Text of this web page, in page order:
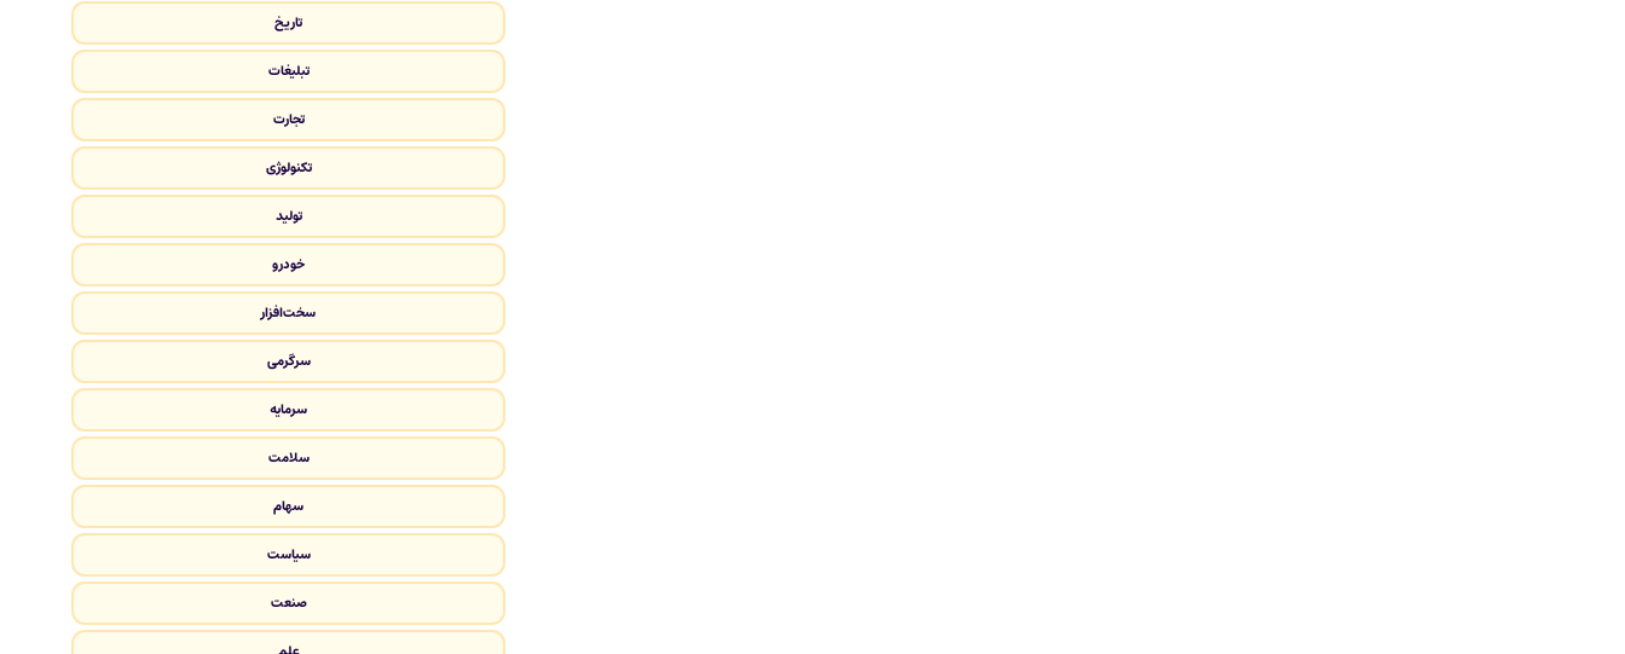
تاریخ
تبلیغات
تجارت
تکنولوژی
تولید
خودرو
سخت‌افزار
سرگرمی
سرمایه
سلامت
سهام
سیاست
صنعت